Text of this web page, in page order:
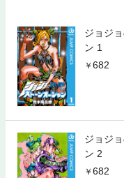
ジョジ
ン 1
682
ジョジ
ン 2
682